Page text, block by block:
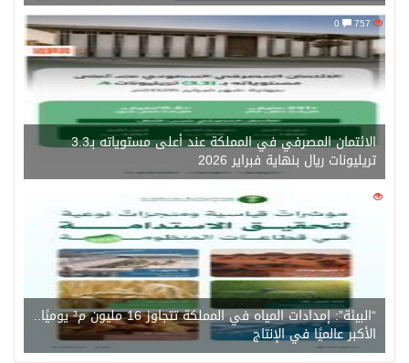
757
0
الائتمان المصرفي في المملكة عند أعلى مستوياته بـ3.3
تريليونات ريال بنهاية فبراير 2026
1450
“البيئة”: إمدادات المياه في المملكة تتجاوز 16 مليون م³ يوميًا..
الأكبر عالميًا في الإنتاج